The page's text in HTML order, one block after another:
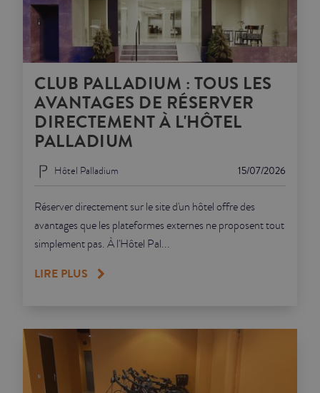
CLUB PALLADIUM : TOUS LES
AVANTAGES DE RÉSERVER
DIRECTEMENT À L'HÔTEL
PALLADIUM
15/07/2026
Hôtel Palladium
Réserver directement sur le site d'un hôtel offre des
avantages que les plateformes externes ne proposent tout
simplement pas. À l'Hôtel Pal...
LIRE PLUS